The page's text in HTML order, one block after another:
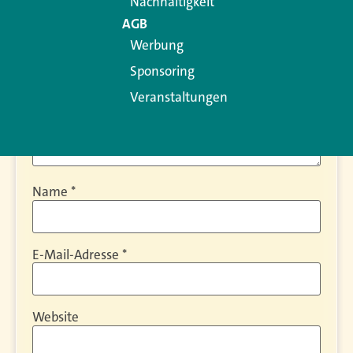
Name *
E-Mail-Adresse *
Website
AGB
Werbung
Sponsoring
Veranstaltungen